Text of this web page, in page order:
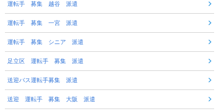
運転手 募集 越谷 派遣
運転手 募集 一宮 派遣
運転手 募集 シニア 派遣
足立区 運転手 募集 派遣
送迎バス運転手募集 派遣
送迎 運転手 募集 大阪 派遣